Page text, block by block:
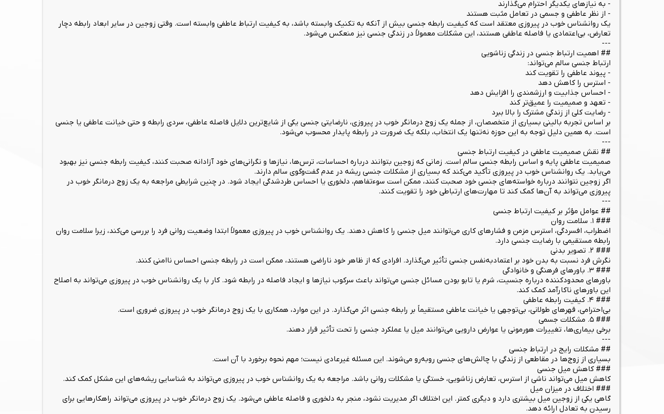
- به نیازهای یکدیگر احترام می‌گذارند
- از نظر عاطفی و جسمی در تعامل مثبت هستند
یک روانشناس خوب در پیروزی معتقد است که کیفیت رابطه جنسی بیش از آنکه به تکنیک وابسته باشد، به کیفیت ارتباط عاطفی وابسته است. وقتی زوجین در سایر ابعاد رابطه دچار
تعارض، بی‌اعتمادی یا فاصله عاطفی هستند، این مشکلات معمولاً در زندگی جنسی نیز منعکس می‌شود.
---
## اهمیت ارتباط جنسی در زندگی زناشویی
ارتباط جنسی سالم می‌تواند:
- پیوند عاطفی را تقویت کند
- استرس را کاهش دهد
- احساس جذابیت و ارزشمندی را افزایش دهد
- تعهد و صمیمیت را عمیق‌تر کند
- رضایت کلی از زندگی مشترک را بالا ببرد
بر اساس تجربه بالینی بسیاری از متخصصان، از جمله یک زوج درمانگر خوب در پیروزی، نارضایتی جنسی یکی از شایع‌ترین دلایل فاصله عاطفی، سردی رابطه و حتی خیانت عاطفی یا جنسی
است. به همین دلیل توجه به این حوزه نه‌تنها یک انتخاب، بلکه یک ضرورت در رابطه پایدار محسوب می‌شود.
---
## نقش صمیمیت عاطفی در کیفیت ارتباط جنسی
صمیمیت عاطفی پایه و اساس رابطه جنسی سالم است. زمانی که زوجین بتوانند درباره احساسات، ترس‌ها، نیازها و نگرانی‌های خود آزادانه صحبت کنند، کیفیت رابطه جنسی نیز بهبود
می‌یابد. یک روانشناس خوب در پیروزی تأکید می‌کند که بسیاری از مشکلات جنسی ریشه در عدم گفت‌وگوی سالم دارند.
اگر زوجین نتوانند درباره خواسته‌های جنسی خود صحبت کنند، ممکن است سوءتفاهم، دلخوری یا احساس طردشدگی ایجاد شود. در چنین شرایطی مراجعه به یک زوج درمانگر خوب در
پیروزی می‌تواند به آن‌ها کمک کند تا مهارت‌های ارتباطی خود را تقویت کنند.
---
## عوامل مؤثر بر کیفیت ارتباط جنسی
### ۱. سلامت روان
اضطراب، افسردگی، استرس مزمن و فشارهای کاری می‌توانند میل جنسی را کاهش دهند. یک روانشناس خوب در پیروزی معمولاً ابتدا وضعیت روانی فرد را بررسی می‌کند، زیرا سلامت روان
رابطه مستقیمی با رضایت جنسی دارد.
### ۲. تصویر بدنی
نگرش فرد نسبت به بدن خود بر اعتمادبه‌نفس جنسی تأثیر می‌گذارد. افرادی که از ظاهر خود ناراضی هستند، ممکن است در رابطه جنسی احساس ناامنی کنند.
### ۳. باورهای فرهنگی و خانوادگی
باورهای محدودکننده درباره جنسیت، شرم یا تابو بودن مسائل جنسی می‌تواند باعث سرکوب نیازها و ایجاد فاصله در رابطه شود. کار با یک روانشناس خوب در پیروزی می‌تواند به اصلاح
این باورهای ناکارآمد کمک کند.
### ۴. کیفیت رابطه عاطفی
بی‌احترامی، قهرهای طولانی، بی‌توجهی یا خیانت عاطفی مستقیماً بر رابطه جنسی اثر می‌گذارد. در این موارد، همکاری با یک زوج درمانگر خوب در پیروزی ضروری است.
### ۵. مشکلات جسمی
برخی بیماری‌ها، تغییرات هورمونی یا عوارض دارویی می‌توانند میل یا عملکرد جنسی را تحت تأثیر قرار دهند.
---
## مشکلات رایج در ارتباط جنسی
بسیاری از زوج‌ها در مقاطعی از زندگی با چالش‌های جنسی روبه‌رو می‌شوند. این مسئله غیرعادی نیست؛ مهم نحوه برخورد با آن است.
### کاهش میل جنسی
کاهش میل می‌تواند ناشی از استرس، تعارض زناشویی، خستگی یا مشکلات روانی باشد. مراجعه به یک روانشناس خوب در پیروزی می‌تواند به شناسایی ریشه‌های این مشکل کمک کند.
### اختلاف در میزان میل
گاهی یکی از زوجین میل بیشتری دارد و دیگری کمتر. این اختلاف اگر مدیریت نشود، منجر به دلخوری و فاصله عاطفی می‌شود. یک زوج درمانگر خوب در پیروزی می‌تواند راهکارهایی برای
رسیدن به تعادل ارائه دهد.